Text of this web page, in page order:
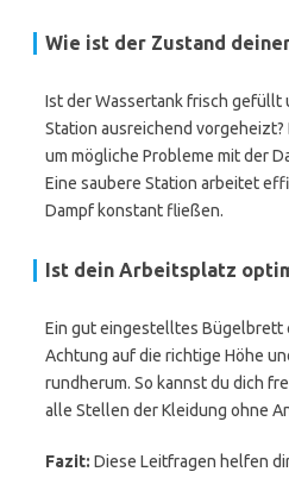
Wie ist der Zustand
Ist der Wassertank frisch gefüllt
Station ausreichend vorgeheizt?
um mögliche Probleme mit der
Eine saubere Station arbeitet
Dampf konstant fließen.
Ist dein Arbeitsplatz
Ein gut eingestelltes Bügelbrett
Achtung auf die richtige Höhe
rundherum. So kannst du dich
alle Stellen der Kleidung ohne
Fazit: Diese Leitfragen helfen